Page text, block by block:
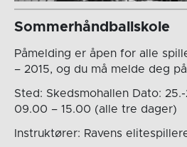
Sommerhåndballskole
Påmelding er åpen for alle
– 2015, og du må melde deg
Sted: Skedsmohallen Dato:
09.00 – 15.00 (alle tre dager)
Instruktører: Ravens